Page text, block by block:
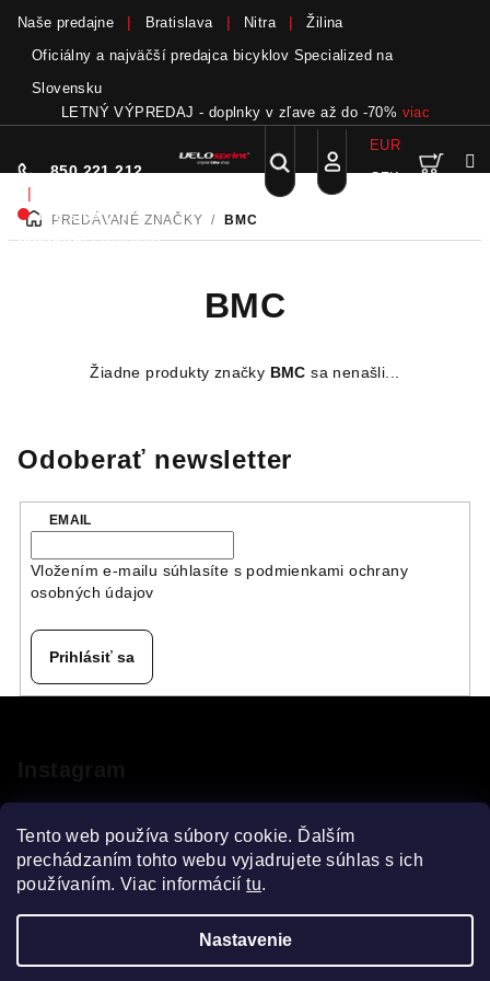
Tento web používa súbory cookie. Ďalším
prechádzaním tohto webu vyjadrujete súhlas s ich
používaním. Viac informáciítu.
Nastavenie
obsah
Naše predajne Bratislava Nitra
Žilina
Oficiálny a najväčší predajca bicyklov Specialized na
Slovensku
LETNÝ VÝPREDAJ - doplnky v zľave až do -70% viac
850 221 212
|
Nie sme pri
telefóne.Zanechať
Hľadať
Prihlásenie
EUR
CZK
DOMOVPREDÁVANÉ ZNAČKY / BMC
BMC
Žiadne produkty značky BMC sa nenašli...
Odoberať newsletter
EMAIL
Vložením e-mailu súhlasíte s podmienkami ochrany
osobných údajov
Prihlásiť sa
ä
Sledovať na Instagrame